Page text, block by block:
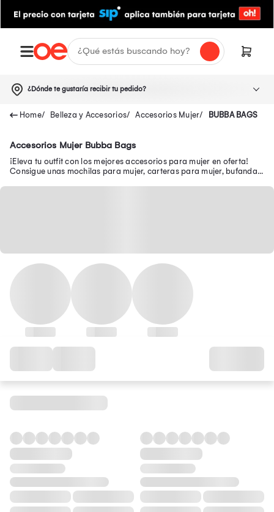
¿Dónde te gustaría recibir tu pedido?
Belleza y Accesorios Accesorios Mujer BUBBA BAGS
Accesorios Mujer Bubba Bags
¡Eleva tu outfit con los mejores accesorios para mujer en oferta!
Consigue unas mochilas para mujer, carteras para mujer, bufandas